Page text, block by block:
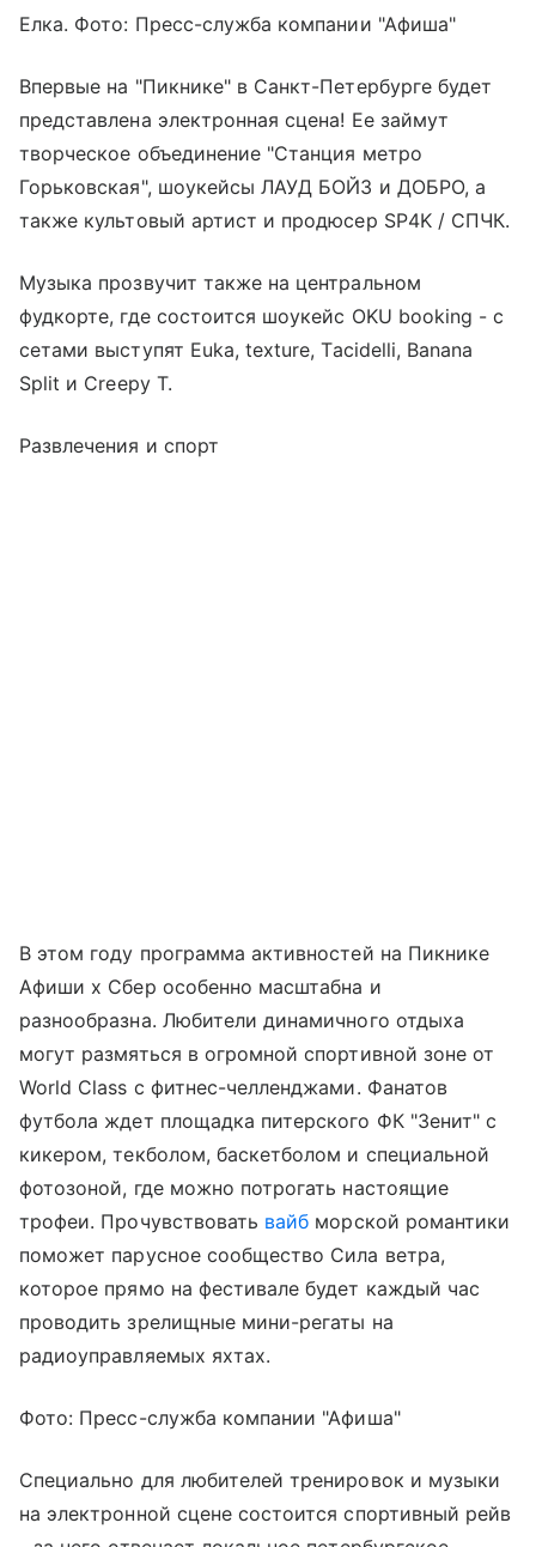
Елка. Фото: Пресс-служба компании "Афиша"
Впервые на "Пикнике" в Санкт-Петербурге будет
представлена электронная сцена! Ее займут
творческое объединение "Станция метро
Горьковская", шоукейсы ЛАУД БОЙЗ и ДОБРО, а
также культовый артист и продюсер SP4K / СПЧК.
Музыка прозвучит также на центральном
фудкорте, где состоится шоукейс OKU booking - с
сетами выступят Euka, texture, Tacidelli, Banana
Split и Creepy T.
Развлечения и спорт
В этом году программа активностей на Пикнике
Афиши x Сбер особенно масштабна и
разнообразна. Любители динамичного отдыха
могут размяться в огромной спортивной зоне от
World Class с фитнес-челленджами. Фанатов
футбола ждет площадка питерского ФК "Зенит" с
кикером, текболом, баскетболом и специальной
фотозоной, где можно потрогать настоящие
трофеи. Прочувствовать вайб морской романтики
поможет парусное сообщество Сила ветра,
которое прямо на фестивале будет каждый час
проводить зрелищные мини-регаты на
радиоуправляемых яхтах.
Фото: Пресс-служба компании "Афиша"
Специально для любителей тренировок и музыки
на электронной сцене состоится спортивный рейв